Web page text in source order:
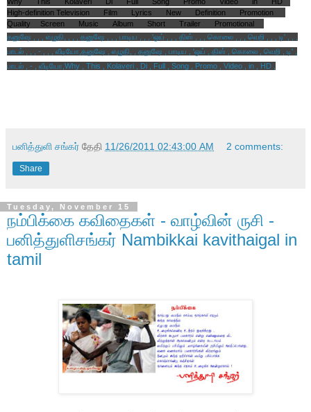
High-definition Television
Film Lyrics New Definition
Promotion
Quality
Screen Music Album Short Trailer
Promotional
தனுஷே , , , எழுதி, , , , தனுஷே , , , பாடிய , , , 'ஒய் , , , திஸ் , , , கொலை , , , வெறி , , , டி' , , ,
பாடல் , , , - , , , வீடியோ,தனுஷே , எழுதி, , தனுஷே , பாடிய , 'ஒய் , திஸ் , கொலை , வெறி , டி' ,
பாடல் , - , வீடியோ,Why , This , Kolaveri , Di , Full , Song , Promo , Video , in , HD ,
பனித்துளி சங்கர் தேதி 11/26/2011 02:43:00 AM 2 comments:
Share
Tuesday, November 15
நம்பிக்கை கவிதைகள் - வாழ்வின் ருசி -
பனித்துளிசங்கர் Nambikkai kavithaigal in
tamil